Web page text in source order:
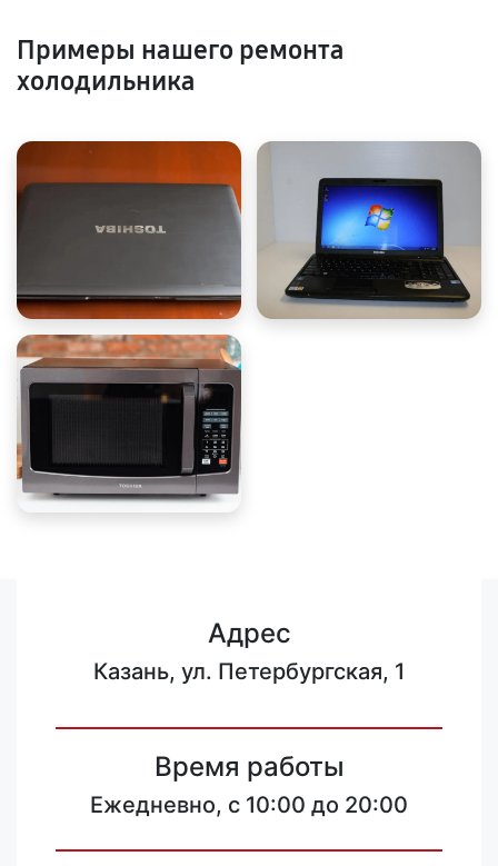
Примеры нашего ремонта
холодильника
Адрес
Казань, ул. Петербургская, 1
Время работы
Ежедневно, с 10:00 до 20:00